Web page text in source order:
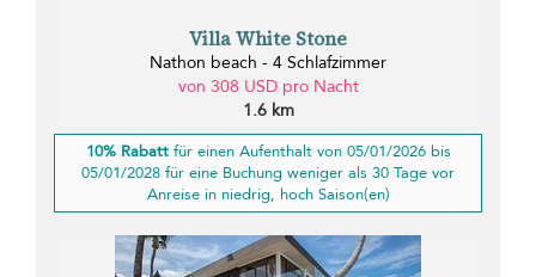
Villa White Stone
Nathon beach - 4 Schlafzimmer
von 308 USD pro Nacht
1.6 km
10% Rabattfür einen Aufenthalt von 05/01/2026 bis
05/01/2028 für eine Buchung weniger als 30 Tage vor
Anreise in niedrig, hoch Saison(en)